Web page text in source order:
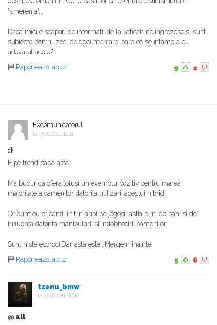
"smerenia"...
Daca micile scapari de informatii de la vatican ne ingrozesc si sunt
subiecte pentru zeci de documentare, oare ce se intampla cu
adevarat acolo?...
Raportează abuz
9 2
Excomunicatorul
la 19.06.2011, 16:11
:)
E pe trend papa asta.
Ma bucur ca ofera totusi un exemplu pozitiv pentru marea
majoritate a oamenilor datorita utilizarii acestui hibrid.
Oricum eu oricand ii f.t in aripi pe jegosii astia plini de bani si de
influenta datorita manipularii si indobitocirii oamenilor.
Sunt niste escroci.Dar asta este...Mergem inainte.
Raportează abuz
5 6
tzenu_bmw
la 19.06.2011, 16:18
@ all